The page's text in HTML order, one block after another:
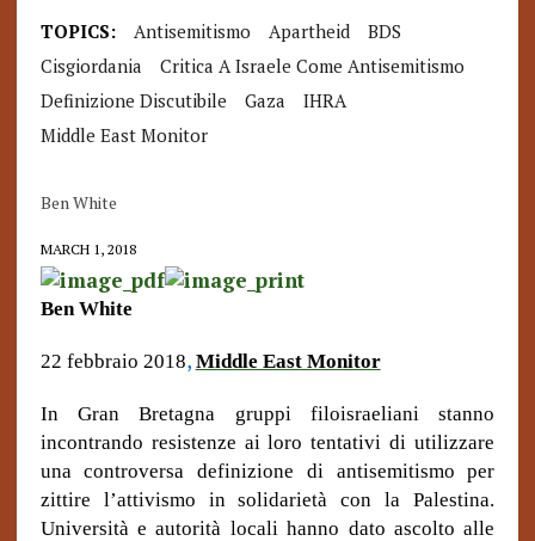
TOPICS: Antisemitismo Apartheid
BDS
Cisgiordania
Critica A Israele Come Antisemitismo
Definizione Discutibile
Gaza
IHRA
Middle East Monitor
Ben White
MARCH 1, 2018
Ben White
22 febbraio 2018, Middle East Monitor
In Gran Bretagna gruppi filoisraeliani stanno
incontrando resistenze ai loro tentativi di utilizzare
una controversa definizione di antisemitismo per
zittire l’attivismo in solidarietà con la Palestina.
Università e autorità locali hanno dato ascolto alle